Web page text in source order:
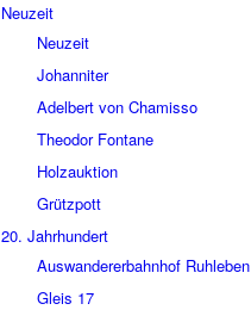
Neuzeit
Neuzeit
Johan­ni­ter
Adel­bert von Chamisso
Theo­dor Fontane
Holz­auk­tion
Grütz­pott
20. Jahr­hun­dert
Auswan­de­rer­bahn­hof Ruhle­ben
Gleis 17